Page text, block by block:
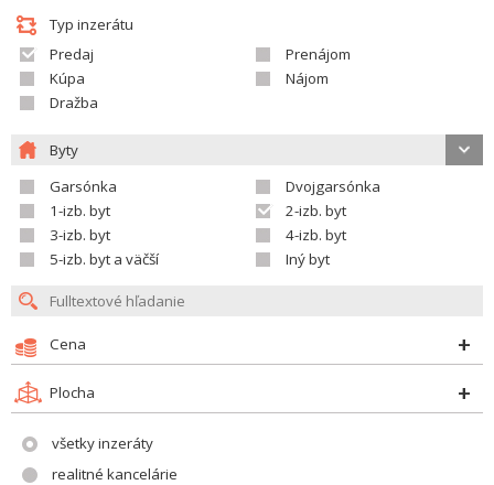
Typ inzerátu
Predaj
Prenájom
Kúpa
Nájom
Dražba
Byty
Garsónka
Dvojgarsónka
1-izb. byt
2-izb. byt
3-izb. byt
4-izb. byt
5-izb. byt a väčší
Iný byt
Cena
Plocha
všetky inzeráty
realitné kancelárie